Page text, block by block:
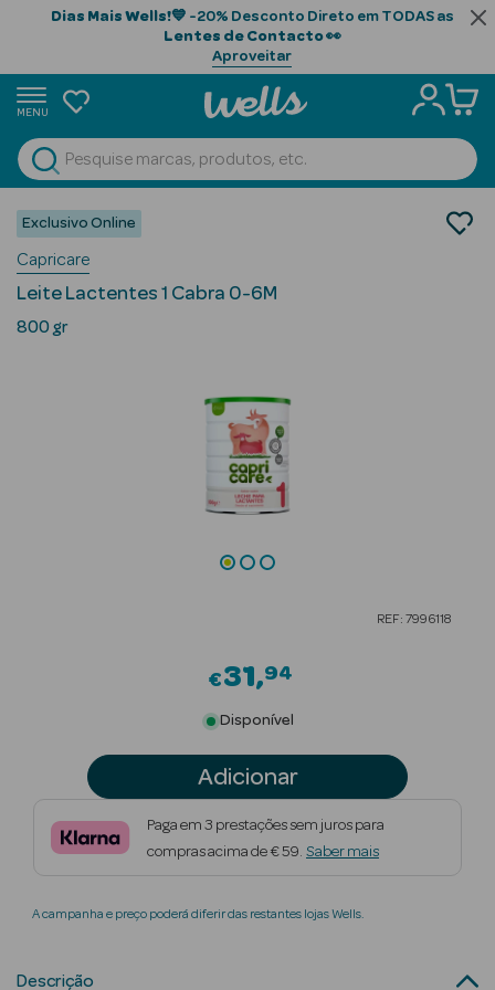
Dias Mais Wells!💙 -20% Desconto Direto em TODAS as
Lentes de Contacto👀
Aproveitar
MENU
Ver Tudo
Beauty Season
Cabelo
Beauty Season
Nutricosmética
Perfumes
Beauty Season
Bebé e Mamã
Leites para Bebés
Exclusivo Online
Capricare
Leite Lactentes 1 Cabra 0-6M
800 gr
REF: 7996118
€31 94
Disponível
Adicionar
Paga em 3 prestações sem juros para
compras acima de € 59. Saber mais
A campanha e preço poderá diferir das restantes lojas Wells.
Descrição